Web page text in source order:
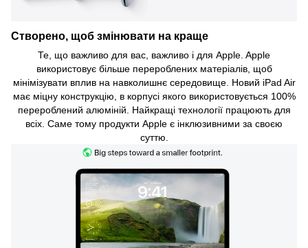
Створено, щоб змінювати на краще
Те, що важливо для вас, важливо і для Apple. Apple
використовує більше перероблених матеріалів, щоб
мінімізувати вплив на навколишнє середовище. Новий iPad Air
має міцну конструкцію, в корпусі якого використовується 100%
перероблений алюміній. Найкращі технології працюють для
всіх. Саме тому продукти Apple є інклюзивними за своєю
суттю.